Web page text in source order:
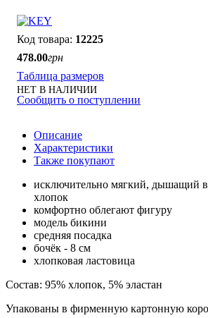
12225
478.00грн
Таблица размеров
НЕТ В НАЛИЧИИ
Сообщить о поступлении
Описание
Характеристики
Также покупают
исключительно мягкий, дышащий
хлопок
комфортно облегают фигуру
модель бикини
средняя посадка
бочёк - 8 см
хлопковая ластовица
Состав: 95% хлопок, 5% эластан
Упакованы в фирменную картонную